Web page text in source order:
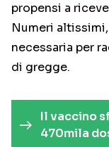
propensi a
Numeri
necessaria per
di gregge.
Il vaccino
470mila